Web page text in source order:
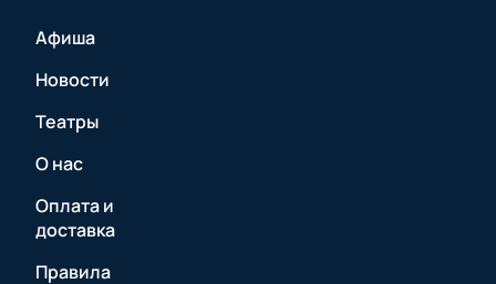
Афиша
Новости
Театры
О нас
Оплата и
доставка
Правила